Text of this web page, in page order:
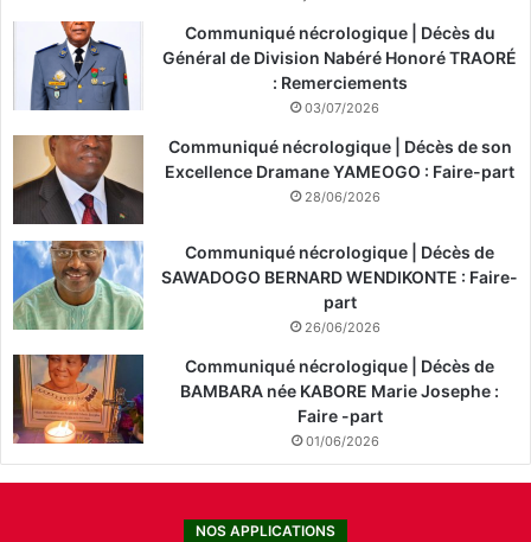
Communiqué nécrologique | Décès du
Général de Division Nabéré Honoré TRAORÉ
: Remerciements
03/07/2026
Communiqué nécrologique | Décès de son
Excellence Dramane YAMEOGO : Faire-part
28/06/2026
Communiqué nécrologique | Décès de
SAWADOGO BERNARD WENDIKONTE : Faire-
part
26/06/2026
Communiqué nécrologique | Décès de
BAMBARA née KABORE Marie Josephe :
Faire -part
01/06/2026
NOS APPLICATIONS